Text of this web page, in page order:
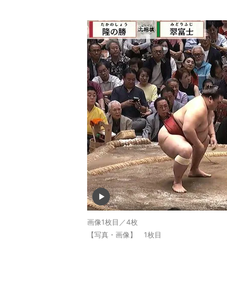
画像1枚目／4枚
【写真・画像】 1枚目